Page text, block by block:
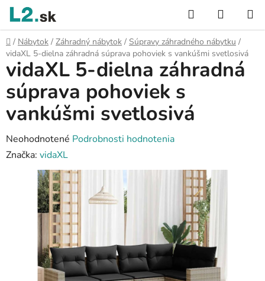
Prejsť
obsah
Hľadať
KOŠÍK
Domov
/ Nábytok / Záhradný nábytok / Súpravy záhradného nábytku /
vidaXL 5-dielna záhradná súprava pohoviek s vankúšmi svetlosivá
vidaXL 5-dielna záhradná
súprava pohoviek s
vankúšmi svetlosivá
Priemerné
hodnotenie
produktu
hviezdičiek.
Neohodnotené Podrobnosti hodnotenia
Značka: vidaXL